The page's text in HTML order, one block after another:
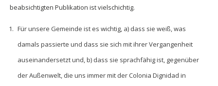
beabsichtigten Publikation ist vielschichtig.
Für unsere Gemeinde ist es wichtig, a) dass sie weiß, was
damals passierte und dass sie sich mit ihrer Vergangenheit
auseinandersetzt und, b) dass sie sprachfähig ist, gegenüber
der Außenwelt, die uns immer mit der Colonia Dignidad in